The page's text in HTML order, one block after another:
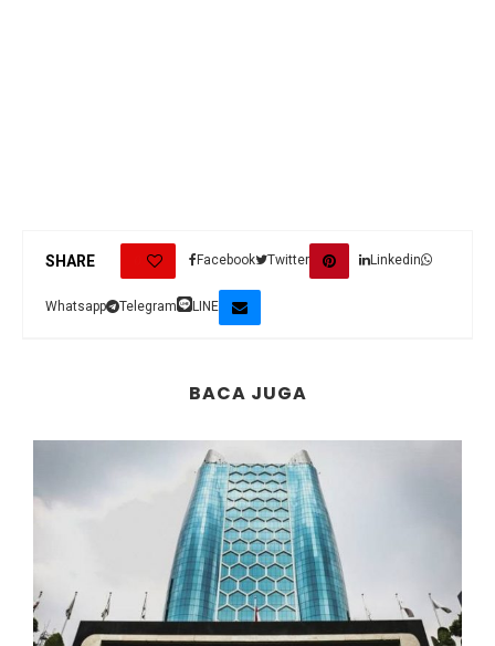
SHARE Facebook Twitter Linkedin
Whatsapp Telegram LINE
BACA JUGA